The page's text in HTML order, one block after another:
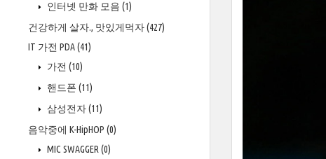
인터넷 만화 모음 (1)
건강하게 살자., 맛있게먹자(427)
IT 가전 PDA(41)
가전 (10)
핸드폰 (11)
삼성전자(11)
음악중에 K-HipHOP (0)
MIC SWAGGER (0)